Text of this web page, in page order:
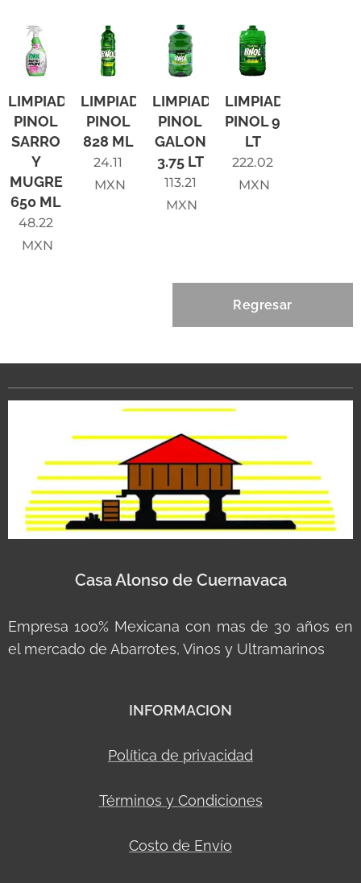
LIMPIADOR
PINOL
SARRO
Y
MUGRE
650 ML
48.22
MXN
LIMPIADOR
PINOL
828 ML
24.11
MXN
LIMPIADOR
PINOL
GALON
3.75 LT
113.21
MXN
LIMPIADOR
PINOL 9
LT
222.02
MXN
Regresar
Casa Alonso de Cuernavaca
Empresa 100% Mexicana con mas de 30 años en
el mercado de Abarrotes, Vinos y Ultramarinos
INFORMACION
Política de privacidad
Términos y Condiciones
Costo de Envío